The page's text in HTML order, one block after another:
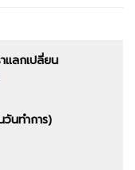
แลกเปลี่ยน
นทำการ)